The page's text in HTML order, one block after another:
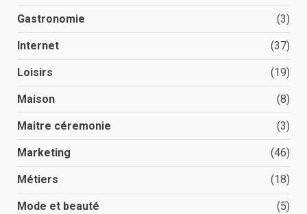
Gastronomie (3)
Internet (37)
Loisirs (19)
Maison (8)
Maitre céremonie (3)
Marketing (46)
Métiers (18)
Mode et beauté (5)